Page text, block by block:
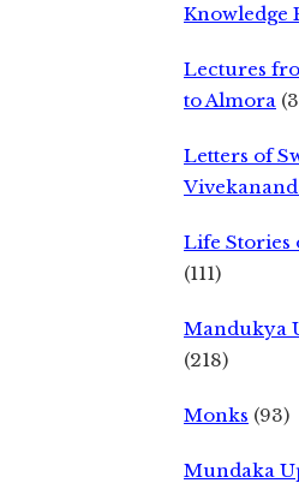
Knowledge
Lectures
to Almora
Letters of
Life Stories
(111)
Mandukya
(218)
Monks (93)
Mundaka